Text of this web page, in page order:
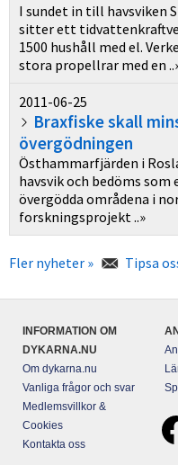
I sundet in till havsviken
sitter ett
1500 hushåll med el.
stora propellrar med en
2011-06-25
Braxfiske skall
övergödningen
Östhammarfjärden i
havsvik och bedöms som
övergödda områdena i
forskningsprojekt ..»
Fler nyheter » Tipsa
INFORMATION OM
DYKARNA.NU
Om dykarna.nu
Vanliga frågor och svar
Medlemsvillkor &
Cookies
Kontakta oss